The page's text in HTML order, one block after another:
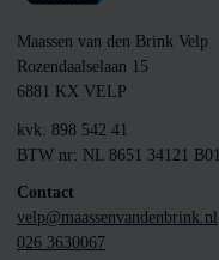
Maassen van den Brink Velp
Rozendaalselaan 15
6881 KX VELP
kvk: 898 542 41
BTW nr: NL 8651 34121 B01
Contact
velp@maassenvandenbrink.nl
026 3630067